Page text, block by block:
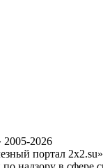
2026
портал